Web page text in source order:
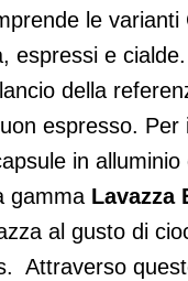
le varianti
espressi e
della
espresso. Per
in alluminio
gamma Lavazza
al gusto di
Attraverso